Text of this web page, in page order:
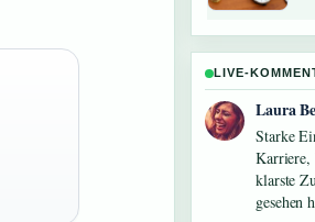
LIVE-
Nico
Verfolge
Familie
Ton hier.
7 MIN